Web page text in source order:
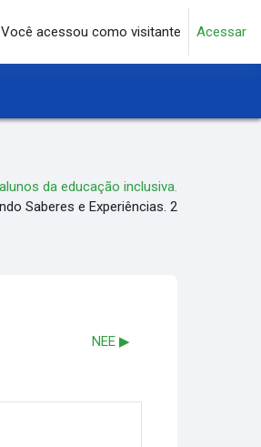
Você acessou como visitante Acessar
da educação inclusiva.
Saberes e Experiências. 2
NEE ▶︎